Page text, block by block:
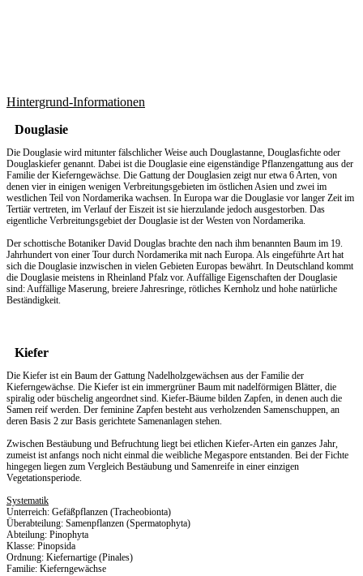
Hintergrund-Informationen
Douglasie
Die Douglasie wird mitunter fälschlicher Weise auch Douglastanne, Douglasfichte oder
Douglaskiefer genannt. Dabei ist die Douglasie eine eigenständige Pflanzengattung aus der
Familie der Kieferngewächse. Die Gattung der Douglasien zeigt nur etwa 6 Arten, von
denen vier in einigen wenigen Verbreitungsgebieten im östlichen Asien und zwei im
westlichen Teil von Nordamerika wachsen. In Europa war die Douglasie vor langer Zeit im
Tertiär vertreten, im Verlauf der Eiszeit ist sie hierzulande jedoch ausgestorben. Das
eigentliche Verbreitungsgebiet der Douglasie ist der Westen von Nordamerika.
Der schottische Botaniker David Douglas brachte den nach ihm benannten Baum im 19.
Jahrhundert von einer Tour durch Nordamerika mit nach Europa. Als eingeführte Art hat
sich die Douglasie inzwischen in vielen Gebieten Europas bewährt. In Deutschland kommt
die Douglasie meistens in Rheinland Pfalz vor. Auffällige Eigenschaften der Douglasie
sind: Auffällige Maserung, breiere Jahresringe, rötliches Kernholz und hohe natürliche
Beständigkeit.
Kiefer
Die Kiefer ist ein Baum der Gattung Nadelholzgewächsen aus der Familie der
Kieferngewächse. Die Kiefer ist ein immergrüner Baum mit nadelförmigen Blätter, die
spiralig oder büschelig angeordnet sind. Kiefer-Bäume bilden Zapfen, in denen auch die
Samen reif werden. Der feminine Zapfen besteht aus verholzenden Samenschuppen, an
deren Basis 2 zur Basis gerichtete Samenanlagen stehen.
Zwischen Bestäubung und Befruchtung liegt bei etlichen Kiefer-Arten ein ganzes Jahr,
zumeist ist anfangs noch nicht einmal die weibliche Megaspore entstanden. Bei der Fichte
hingegen liegen zum Vergleich Bestäubung und Samenreife in einer einzigen
Vegetationsperiode.
Systematik
Unterreich: Gefäßpflanzen (Tracheobionta)
Überabteilung: Samenpflanzen (Spermatophyta)
Abteilung: Pinophyta
Klasse: Pinopsida
Ordnung: Kiefernartige (Pinales)
Familie: Kieferngewächse